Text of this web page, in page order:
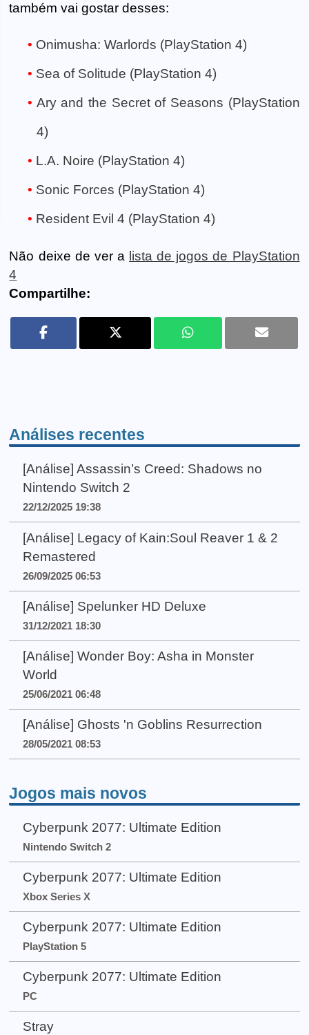
também vai gostar desses:
Onimusha: Warlords (PlayStation 4)
Sea of Solitude (PlayStation 4)
Ary and the Secret of Seasons (PlayStation
4)
L.A. Noire (PlayStation 4)
Sonic Forces (PlayStation 4)
Resident Evil 4 (PlayStation 4)
Não deixe de ver a lista de jogos de PlayStation
4
Compartilhe:
Análises recentes
[Análise] Assassin’s Creed: Shadows no
Nintendo Switch 2
22/12/2025 19:38
[Análise] Legacy of Kain:Soul Reaver 1 & 2
Remastered
26/09/2025 06:53
[Análise] Spelunker HD Deluxe
31/12/2021 18:30
[Análise] Wonder Boy: Asha in Monster
World
25/06/2021 06:48
[Análise] Ghosts 'n Goblins Resurrection
28/05/2021 08:53
Jogos mais novos
Cyberpunk 2077: Ultimate Edition
Nintendo Switch 2
Cyberpunk 2077: Ultimate Edition
Xbox Series X
Cyberpunk 2077: Ultimate Edition
PlayStation 5
Cyberpunk 2077: Ultimate Edition
PC
Stray